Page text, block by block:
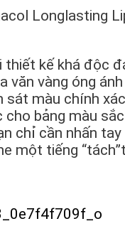
thiết kế khá độc
văn vàng óng
sát màu chính
bảng màu
chỉ cần nhấn
một tiếng